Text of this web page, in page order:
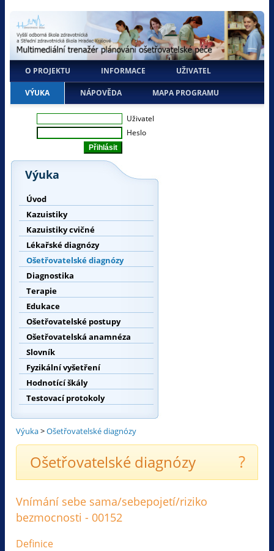
O PROJEKTU INFORMACE UŽIVATEL
VÝUKA NÁPOVĚDA MAPA PROGRAMU
Uživatel
Heslo
Výuka
Úvod
Kazuistiky
Kazuistiky cvičné
Lékařské diagnózy
Ošetřovatelské diagnózy
Diagnostika
Terapie
Edukace
Ošetřovatelské postupy
Ošetřovatelská anamnéza
Slovník
Fyzikální vyšetření
Hodnotící škály
Testovací protokoly
Výuka>Ošetřovatelské diagnózy
Ošetřovatelské diagnózy ?
Vnímání sebe sama/sebepojetí/riziko
bezmocnosti - 00152
Definice